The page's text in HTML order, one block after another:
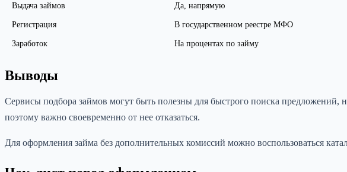
Выдача займов Да, напрямую
Регистрация В государственном реестре МФО
Заработок На процентах по займу
Выводы
Сервисы подбора займов могут быть полезны для быстрого поиска
поэтому важно своевременно от нее отказаться.
Для оформления займа без дополнительных комиссий можно воспользоваться